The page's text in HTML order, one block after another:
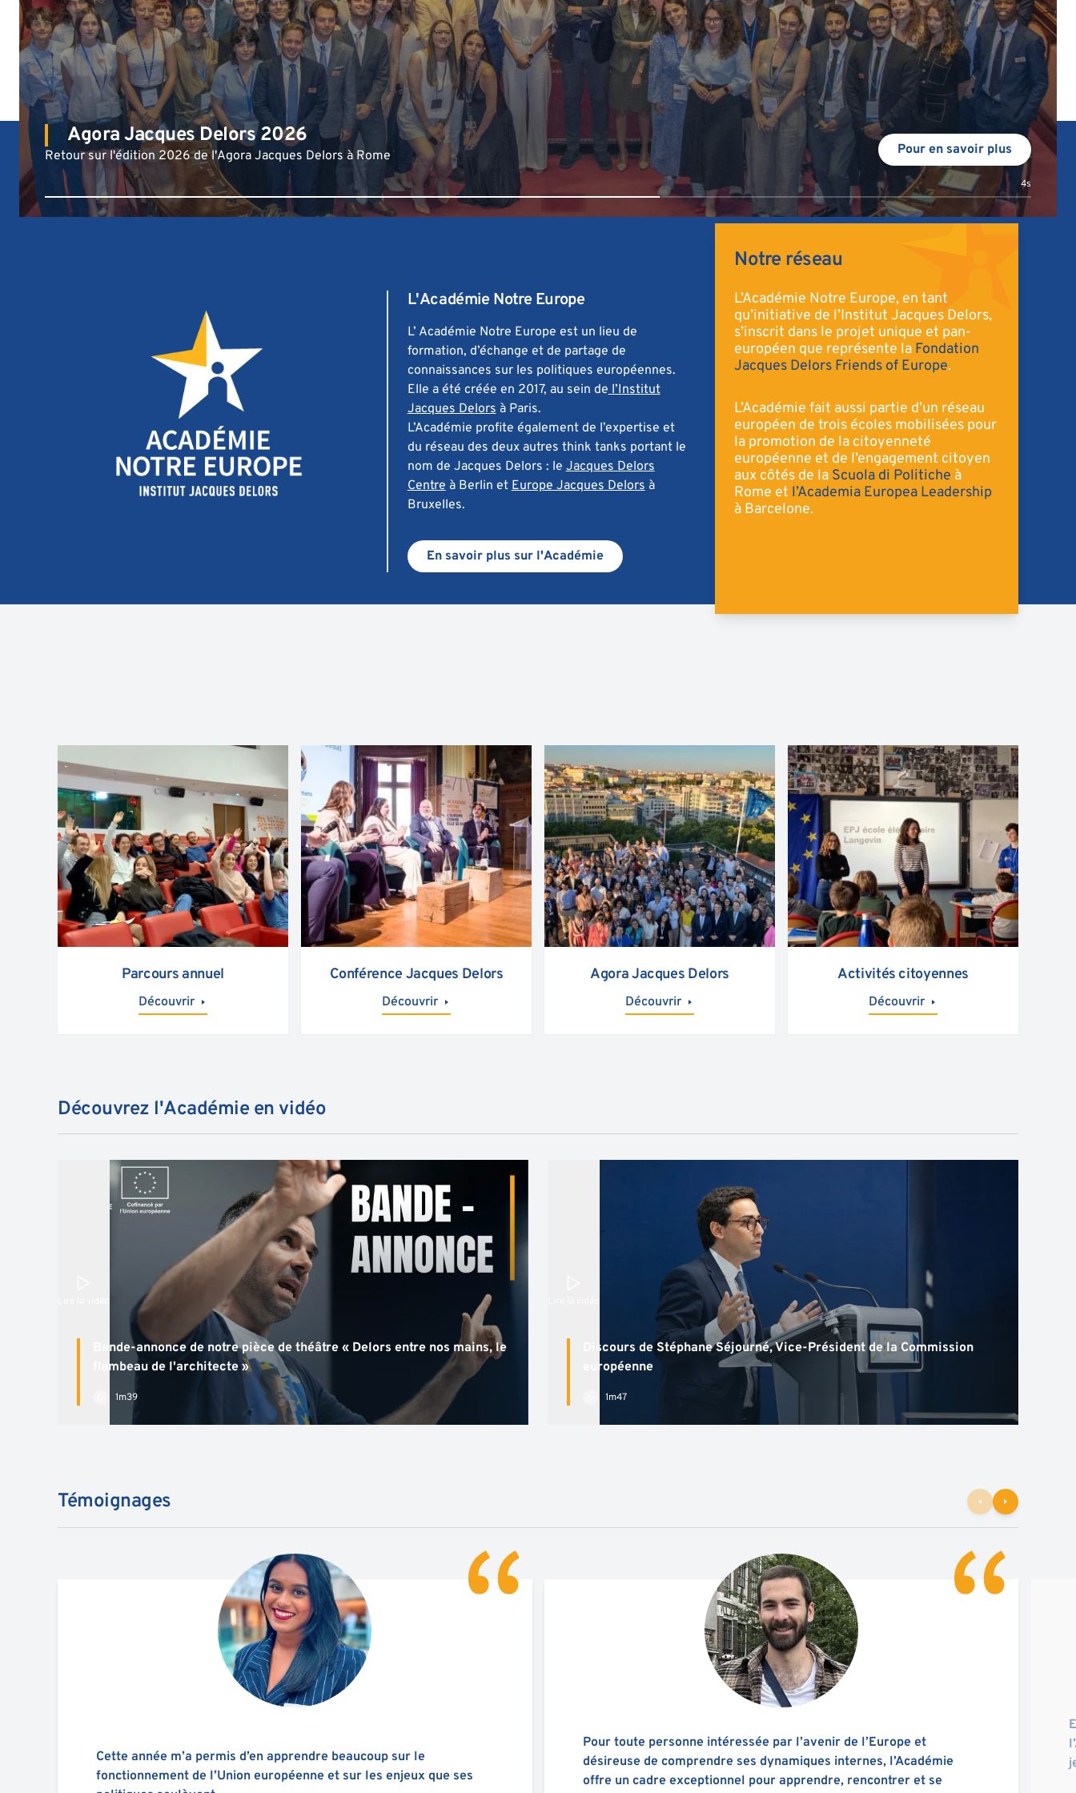
Agora Jacques Delors 2026
Retour sur l'édition 2026 de l'Agora Jacques Delors à Rome Pour en savoir plus
2s
L'Académie Notre Europe
L’ Académie Notre Europe est un lieu de
formation, d’échange et de partage de
connaissances sur les politiques européennes.
Elle a été créée en 2017, au sein del’Institut
Jacques Delorsà Paris.
L’Académie profite également de l’expertise et
du réseau des deux autres think tanks portant le
nom de Jacques Delors : leJacques Delors
Centreà Berlin etEurope Jacques Delorsà
Bruxelles.
En savoir plus sur l'Académie
Notre réseau
L’Académie Notre Europe, en tant
qu’initiative de l’Institut Jacques Delors,
s’inscrit dans le projet unique et pan-
européen que représente la Fondation
Jacques Delors Friends of Europe.
L’Académie fait aussi partie d’un réseau
européen de trois écoles mobilisées pour
la promotion de la citoyenneté
européenne et de l’engagement citoyen
aux côtés de la Scuola di Politiche à
Rome et l’Academia Europea Leadership
à Barcelone.
Parcours annuel
Découvrir
Conférence Jacques Delors
Découvrir
Agora Jacques Delors
Découvrir
Activités citoyennes
Découvrir
Découvrez l'Académie en vidéo
Bande-annonce de notre pièce de théâtre « Delors entre nos mains, le
flambeau de l'architecte »
1m39
Discours de Stéphane Séjourné, Vice-Président de la Commission
européenne
1m47
Témoignages
Cette année m’a permis d’en apprendre beaucoup sur le
fonctionnement de l’Union européenne et sur les enjeux que ses
Pour toute personne intéressée par l’avenir de l’Europe et
désireuse de comprendre ses dynamiques internes, l’Académie
offre un cadre exceptionnel pour apprendre, rencontrer et se